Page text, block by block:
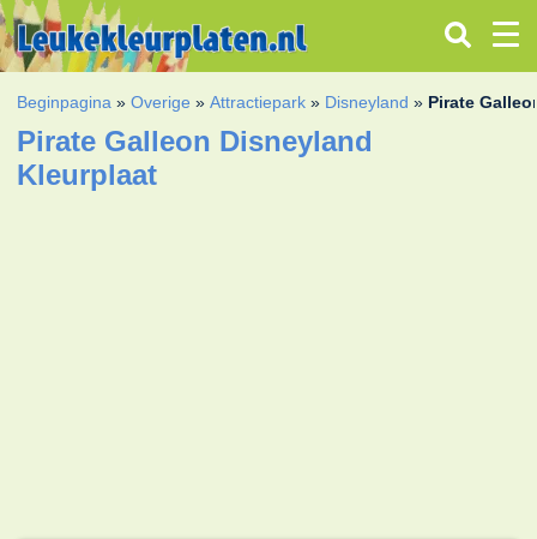
Beginpagina »Overige »Attractiepark » Disneyland » Pirate
Pirate Galleon Disneyland
Kleurplaat